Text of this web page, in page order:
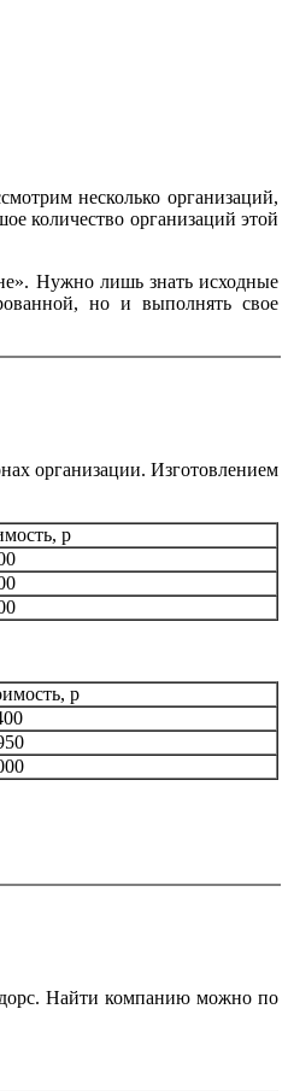
несколько организаций,
количество организаций этой
Нужно лишь знать исходные
но и выполнять свое
организации. Изготовлением
р
р
Найти компанию можно по